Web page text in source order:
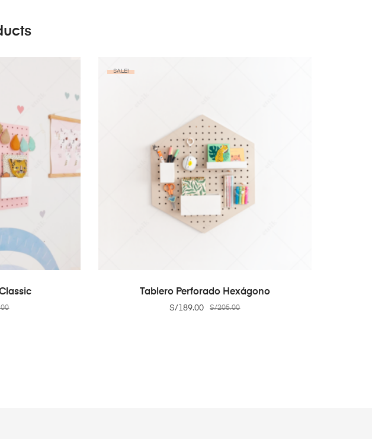
SALE!
ADD TO CART
Tablero Perforado Hexágono
S/205.00
S/189.00